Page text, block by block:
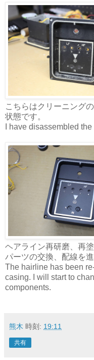
こちらはクリーニング
状態です。
I have disassembled
ヘアライン再研磨、再
パーツの交換、配線を進
The hairline has been
casing. I will start to
components.
熊木 時刻: 19:11
共有